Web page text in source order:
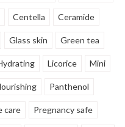
Centella Ceramide
Glass skin Green tea
Licorice Mini
Panthenol
care Pregnancy safe